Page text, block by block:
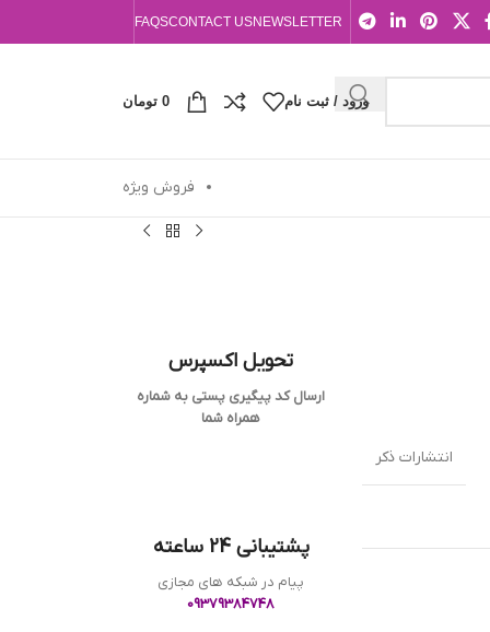
NEWSLETTER
CONTACT US
FAQS
ورود / ثبت نام 0 تومان
فروش ویژه
انتشارات ذکر
تحویل اکسپرس
ارسال کد پیگیری پستی به شماره
همراه شما
پشتیبانی 24 ساعته
پیام در شبکه های مجازی
09379384748